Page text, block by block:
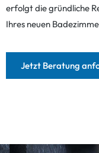
erfolgt die gründliche
Ihres neuen
Jetzt Beratung